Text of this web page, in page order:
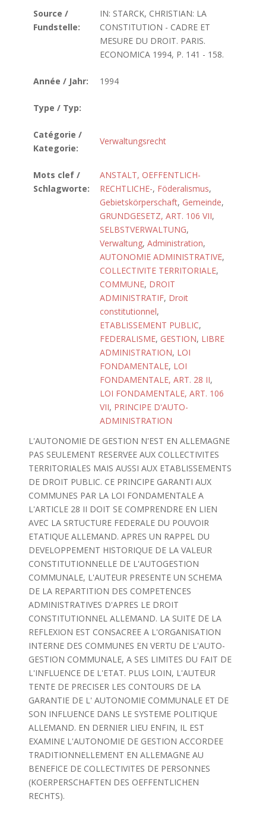
Source /
Fundstelle:
IN: STARCK, CHRISTIAN: LA
CONSTITUTION - CADRE ET
MESURE DU DROIT. PARIS.
ECONOMICA 1994, P. 141 - 158.
Année / Jahr: 1994
Type / Typ:
Catégorie /
Kategorie:
Verwaltungsrecht
Mots clef /
Schlagworte:
ANSTALT, OEFFENTLICH-
RECHTLICHE-, Föderalismus,
Gebietskörperschaft, Gemeinde,
GRUNDGESETZ, ART. 106 VII,
SELBSTVERWALTUNG,
Verwaltung, Administration,
AUTONOMIE ADMINISTRATIVE,
COLLECTIVITE TERRITORIALE,
COMMUNE, DROIT
ADMINISTRATIF, Droit
constitutionnel,
ETABLISSEMENT PUBLIC,
FEDERALISME, GESTION, LIBRE
ADMINISTRATION, LOI
FONDAMENTALE, LOI
FONDAMENTALE, ART. 28 II,
LOI FONDAMENTALE, ART. 106
VII, PRINCIPE D'AUTO-
ADMINISTRATION
L'AUTONOMIE DE GESTION N'EST EN ALLEMAGNE
PAS SEULEMENT RESERVEE AUX COLLECTIVITES
TERRITORIALES MAIS AUSSI AUX ETABLISSEMENTS
DE DROIT PUBLIC. CE PRINCIPE GARANTI AUX
COMMUNES PAR LA LOI FONDAMENTALE A
L'ARTICLE 28 II DOIT SE COMPRENDRE EN LIEN
AVEC LA SRTUCTURE FEDERALE DU POUVOIR
ETATIQUE ALLEMAND. APRES UN RAPPEL DU
DEVELOPPEMENT HISTORIQUE DE LA VALEUR
CONSTITUTIONNELLE DE L'AUTOGESTION
COMMUNALE, L'AUTEUR PRESENTE UN SCHEMA
DE LA REPARTITION DES COMPETENCES
ADMINISTRATIVES D'APRES LE DROIT
CONSTITUTIONNEL ALLEMAND. LA SUITE DE LA
REFLEXION EST CONSACREE A L'ORGANISATION
INTERNE DES COMMUNES EN VERTU DE L'AUTO-
GESTION COMMUNALE, A SES LIMITES DU FAIT DE
L'INFLUENCE DE L'ETAT. PLUS LOIN, L'AUTEUR
TENTE DE PRECISER LES CONTOURS DE LA
GARANTIE DE L' AUTONOMIE COMMUNALE ET DE
SON INFLUENCE DANS LE SYSTEME POLITIQUE
ALLEMAND. EN DERNIER LIEU ENFIN, IL EST
EXAMINE L'AUTONOMIE DE GESTION ACCORDEE
TRADITIONNELLEMENT EN ALLEMAGNE AU
BENEFICE DE COLLECTIVITES DE PERSONNES
(KOERPERSCHAFTEN DES OEFFENTLICHEN
RECHTS).